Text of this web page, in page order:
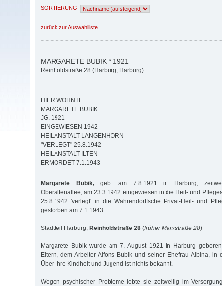
SORTIERUNG
zurück zur Auswahlliste
MARGARETE BUBIK * 1921
Reinholdstraße 28 (Harburg, Harburg)
HIER WOHNTE
MARGARETE BUBIK
JG. 1921
EINGEWIESEN 1942
HEILANSTALT LANGENHORN
"VERLEGT" 25.8.1942
HEILANSTALT ILTEN
ERMORDET 7.1.1943
Margarete Bubik,geb. am 7.8.1921 in Harburg,
Oberaltenallee, am 23.3.1942 eingewiesen in die Heil- und
25.8.1942 'verlegt' in die Wahrendorffsche Privat-Heil- und
gestorben am 7.1.1943
Stadtteil Harburg, Reinholdstraße 28 (früher Marxstraße 28)
Margarete Bubik wurde am 7. August 1921 in Harburg
Eltern, dem Arbeiter Alfons Bubik und seiner Ehefrau Albina, in
Über ihre Kindheit und Jugend ist nichts bekannt.
Wegen psychischer Probleme lebte sie zeitweilig im